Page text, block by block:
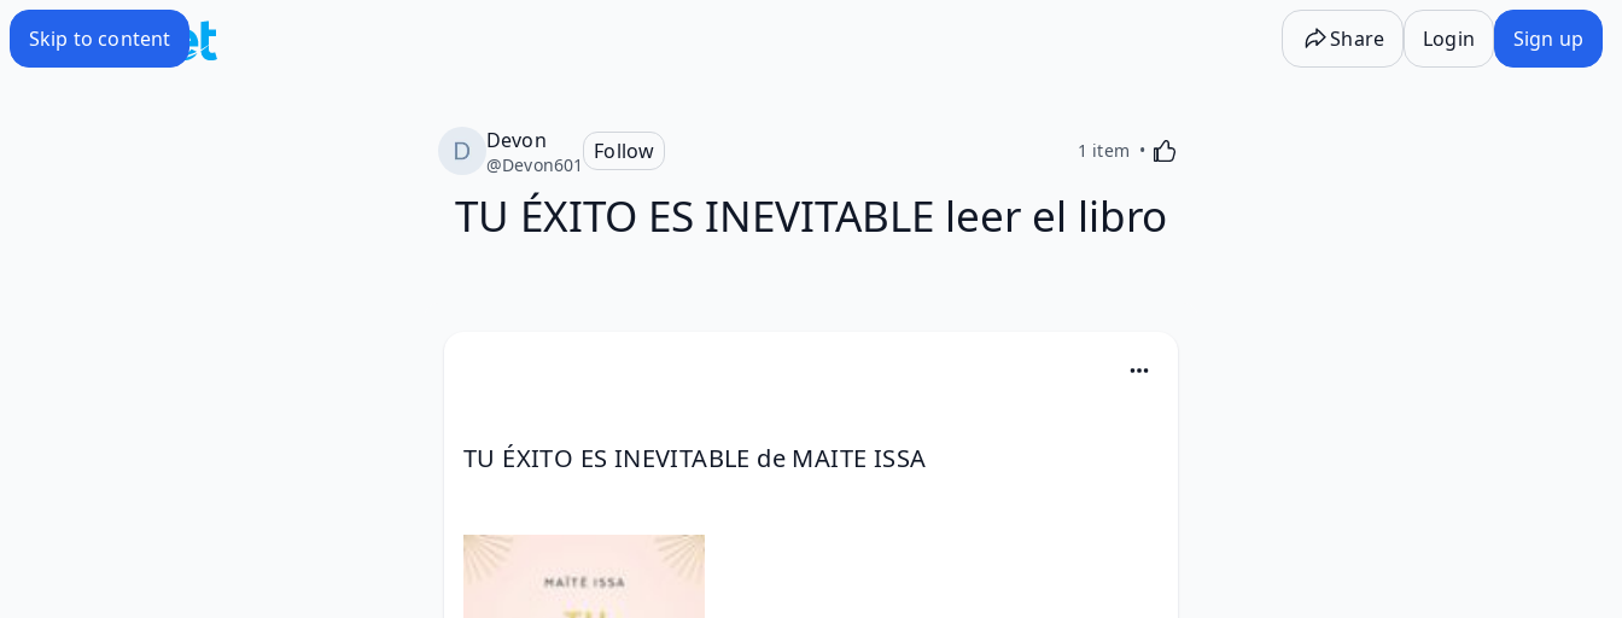
Skip to content Share Login Sign up
Devon
@Devon601
Follow 1 item Activating this element will cause content on the
TU ÉXITO ES INEVITABLE leer el libro
TU ÉXITO ES INEVITABLE de MAITE ISSA